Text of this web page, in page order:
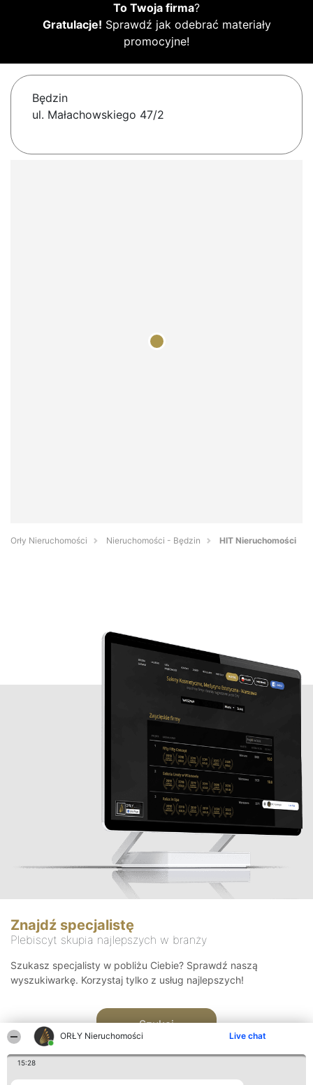
ORŁY Nieruchomości Live chat
15:28
To Twoja firma?
Gratulacje! Sprawdź jak odebrać materiały
promocyjne!
Będzin
ul. Małachowskiego 47/2
Orły Nieruchomości Nieruchomości - Będzin HIT Nieruchomości
Znajdź specjalistę
Plebiscyt skupia najlepszych w branży
Szukasz specjalisty w pobliżu Ciebie? Sprawdź naszą
wyszukiwarkę. Korzystaj tylko z usług najlepszych!
Szukaj